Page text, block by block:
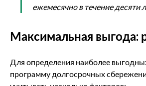
ежемесячно в течение десяти
Максимальная выгода:
Для определения наиболее
программу долгосрочных